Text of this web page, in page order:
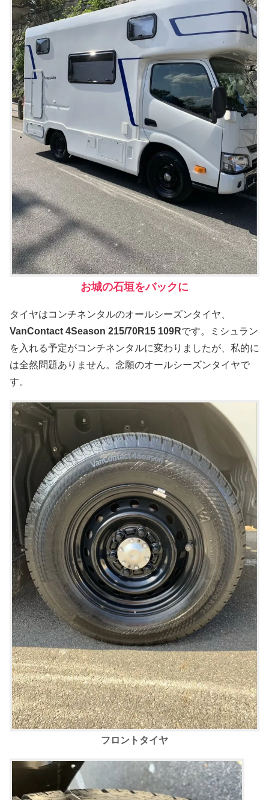
お城の石垣をバックに
タイヤはコンチネンタルのオールシーズンタイヤ、
VanContact 4Season 215/70R15 109Rです。ミシュラン
を入れる予定がコンチネンタルに変わりましたが、私的に
は全然問題ありません。念願のオールシーズンタイヤで
す。
フロントタイヤ